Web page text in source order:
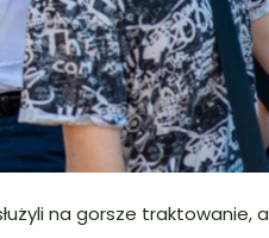
na gorsze traktowanie, a